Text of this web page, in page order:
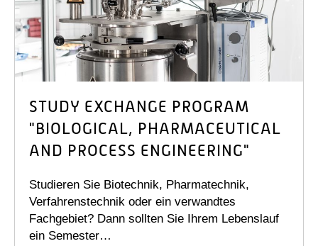
STUDY EXCHANGE PROGRAM
"BIOLOGICAL, PHARMACEUTICAL
AND PROCESS ENGINEERING"
Studieren Sie Biotechnik, Pharmatechnik,
Verfahrenstechnik oder ein verwandtes
Fachgebiet? Dann sollten Sie Ihrem Lebenslauf
ein Semester…